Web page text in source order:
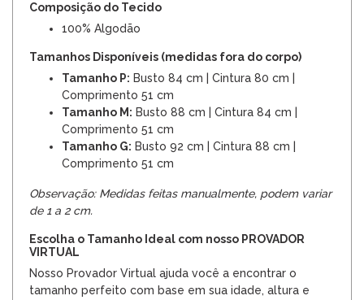
Composição do Tecido
100% Algodão
Tamanhos Disponíveis (medidas fora do corpo)
Tamanho P: Busto 84 cm | Cintura 80 cm |
Comprimento 51 cm
Tamanho M: Busto 88 cm | Cintura 84 cm |
Comprimento 51 cm
Tamanho G: Busto 92 cm | Cintura 88 cm |
Comprimento 51 cm
Observação: Medidas feitas manualmente, podem variar
de 1 a 2 cm.
Escolha o Tamanho Ideal com nosso PROVADOR
VIRTUAL
Nosso Provador Virtual ajuda você a encontrar o
tamanho perfeito com base em sua idade, altura e